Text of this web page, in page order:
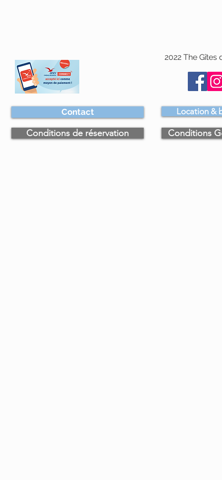
2022 The Gîtes
Contact
Conditions de réservation
Location &
Conditions